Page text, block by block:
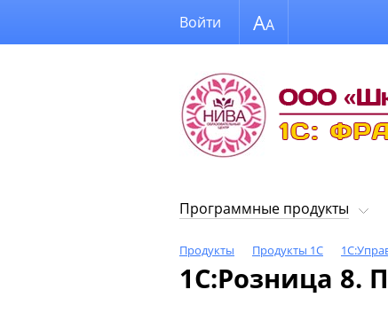
Размер шрифта
Войти
Программные продукты
Продукты Продукты 1С
1С:Розница 8.